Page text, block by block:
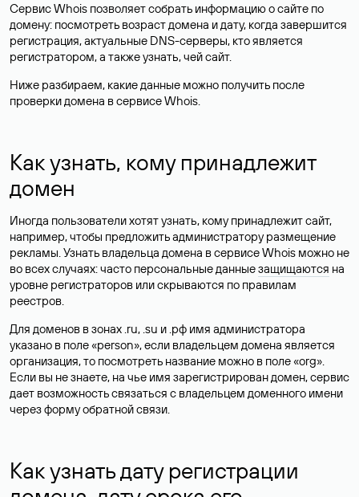
Сервис Whois позволяет собрать информацию о сайте по
домену: посмотреть возраст домена и дату, когда завершится
регистрация, актуальные DNS-серверы, кто является
регистратором, а также узнать, чей сайт.
Ниже разбираем, какие данные можно получить после
проверки домена в сервисе Whois.
Как узнать, кому принадлежит
домен
Иногда пользователи хотят узнать, кому принадлежит сайт,
например, чтобы предложить администратору размещение
рекламы. Узнать владельца домена в сервисе Whois можно не
во всех случаях: часто персональные данныезащищаются на
уровне регистраторов или скрываются по правилам
реестров.
Для доменов в зонах .ru, .su и .рф имя администратора
указано в поле «person», если владельцем домена является
организация, то посмотреть название можно в поле «org».
Если вы не знаете, на чье имя зарегистрирован домен, сервис
дает возможность связаться с владельцем доменного имени
через форму обратной связи.
Как узнать дату регистрации